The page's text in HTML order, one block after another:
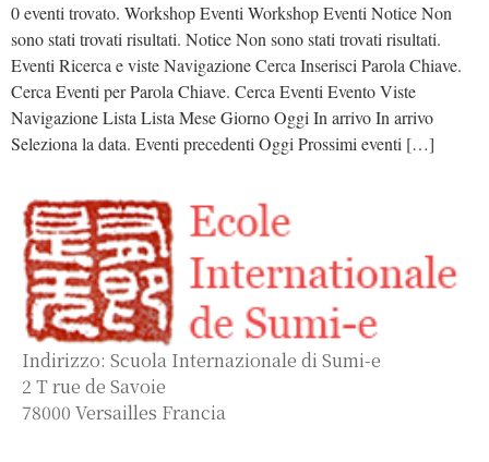
0 eventi trovato. Workshop Eventi Workshop Eventi Notice Non
sono stati trovati risultati. Notice Non sono stati trovati risultati.
Eventi Ricerca e viste Navigazione Cerca Inserisci Parola Chiave.
Cerca Eventi per Parola Chiave. Cerca Eventi Evento Viste
Navigazione Lista Lista Mese Giorno Oggi In arrivo In arrivo
Seleziona la data. Eventi precedenti Oggi Prossimi eventi […]
Indirizzo: Scuola Internazionale di Sumi-e
2 T rue de Savoie
78000 Versailles Francia